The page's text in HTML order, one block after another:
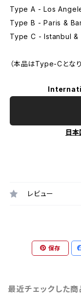
Type A - Los
Type B - Paris &
Type C - Istanbul
（本品はType-Cとなり
日
レビュー
保存
最近チェックした商